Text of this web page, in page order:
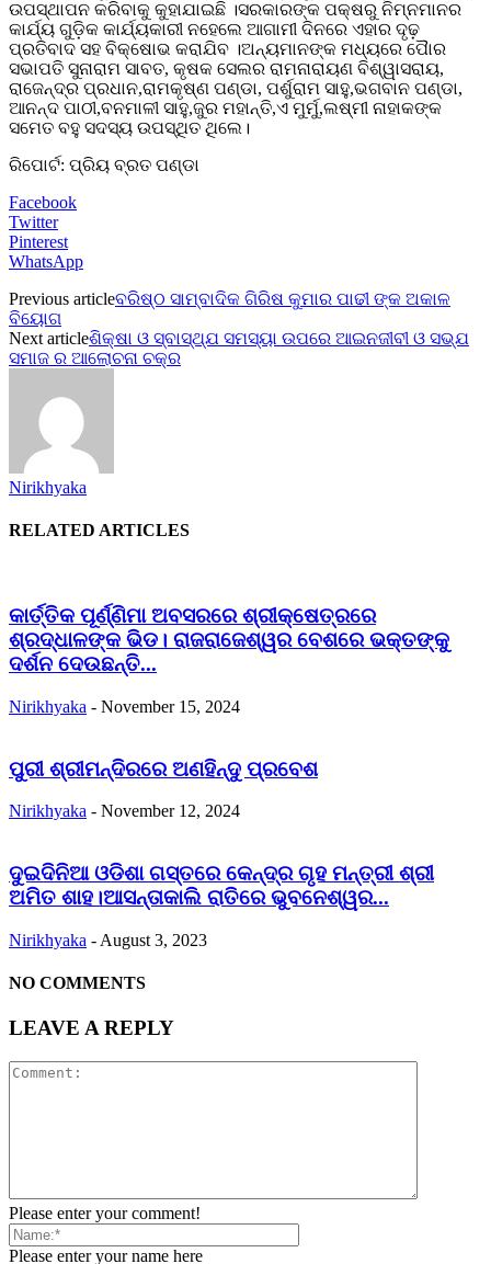
ଉପସ୍ଥାପନ କରିବାକୁ କୁହାଯାଇଛି ।ସରକାରଙ୍କ ପକ୍ଷରୁ ନିମ୍ନମାନର
କାର୍ଯ୍ୟ ଗୁଡ଼ିକ କାର୍ଯ୍ୟକାରୀ ନହେଲେ ଆଗାମୀ ଦିନରେ ଏହାର ଦୃଢ଼
ପ୍ରତିବାଦ ସହ ବିକ୍ଷୋଭ କରାଯିବ ।ଅନ୍ୟମାନଙ୍କ ମଧ୍ୟରେ ପୋୖର
ସଭାପତି ସୁନାରାମ ସାବତ, କୃଷକ ସେଲର ରାମନାରାୟଣ ବିଶ୍ୱାସରାୟ,
ରାଜେନ୍ଦ୍ର ପ୍ରଧାନ,ରାମକୃଷ୍ଣ ପଣ୍ଡା, ପର୍ଶୁରାମ ସାହୁ,ଭଗବାନ ପଣ୍ଡା,
ଆନନ୍ଦ ପାଠୀ,ବନମାଳୀ ସାହୁ,ଜୁର ମହାନ୍ତି,ଏ ମୁର୍ମୁ,ଲଷ୍ମୀ ନାହାକଙ୍କ
ସମେତ ବହୁ ସଦସ୍ୟ ଉପସ୍ଥିତ ଥିଲେ।
ରିପୋର୍ଟ: ପ୍ରିୟ ବ୍ରତ ପଣ୍ଡା
Facebook
Twitter
Pinterest
WhatsApp
Previous articleବରିଷ୍ଠ ସାମ୍ବାଦିକ ଗିରିଷ କୁମାର ପାଢୀ ଙ୍କ ଅକାଳ
ବିୟୋଗ
Next articleଶିକ୍ଷା ଓ ସ୍ବାସ୍ଥ୍ଯ ସମସ୍ୟା ଉପରେ ଆଇନଜୀବୀ ଓ ସଭ୍ଯ
ସମାଜ ର ଆଲୋଚନା ଚକ୍ର
Nirikhyaka
RELATED ARTICLES
କାର୍ତ୍ତିକ ପୂର୍ଣ୍ଣିମା ଅବସରରେ ଶ୍ରୀକ୍ଷେତ୍ରରେ
ଶ୍ରଦ୍ଧାଳଙ୍କ ଭିଡ। ରାଜରାଜେଶ୍ୱର ବେଶରେ ଭକ୍ତଙ୍କୁ
ଦର୍ଶନ ଦେଉଛନ୍ତି...
Nirikhyaka - November 15, 2024
ପୁରୀ ଶ୍ରୀମନ୍ଦିରରେ ଅଣହିନ୍ଦୁ ପ୍ରବେଶ
Nirikhyaka - November 12, 2024
ଦୁଇଦିନିଆ ଓଡିଶା ଗସ୍ତରେ କେନ୍ଦ୍ର ଗୃହ ମନ୍ତ୍ରୀ ଶ୍ରୀ
ଅମିତ ଶାହ।ଆସନ୍ତାକାଲି ରାତିରେ ଭୁବନେଶ୍ୱର...
Nirikhyaka - August 3, 2023
NO COMMENTS
LEAVE A REPLY
Please enter your comment!
Please enter your name here